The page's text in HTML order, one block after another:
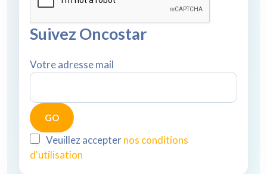
Suivez Oncostar
Votre adresse mail
Veuillez accepternos conditions
d'utilisation